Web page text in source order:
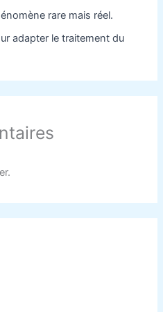
rare mais réel.
adapter le traitement du